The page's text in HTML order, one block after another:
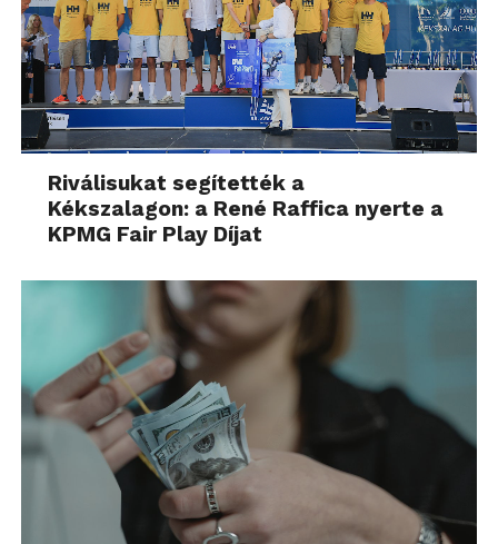
Riválisukat segítették a
Kékszalagon: a René Raffica nyerte a
KPMG Fair Play Díjat